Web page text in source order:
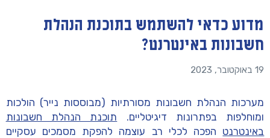
מדוע כדאי להשתמש בתוכנת הנהלת
חשבונות באינטרנט?
19 באוקטובר, 2023
מערכות הנהלת חשבונות מסורתיות (מבוססות נייר) הולכות
ומוחלפות בפתרונות דיגיטליים. תוכנת הנהלת חשבונות
באינטרנט הפכה לכלי רב עוצמה להפקת מסמכים עסקיים